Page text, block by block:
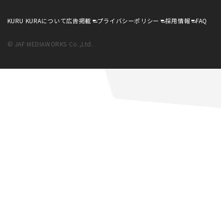
KURU KURAについて広告掲載 プライバシーポリシー 採用情報 FAQ
© JAF MEDIAWORKS Co.,Ltd.